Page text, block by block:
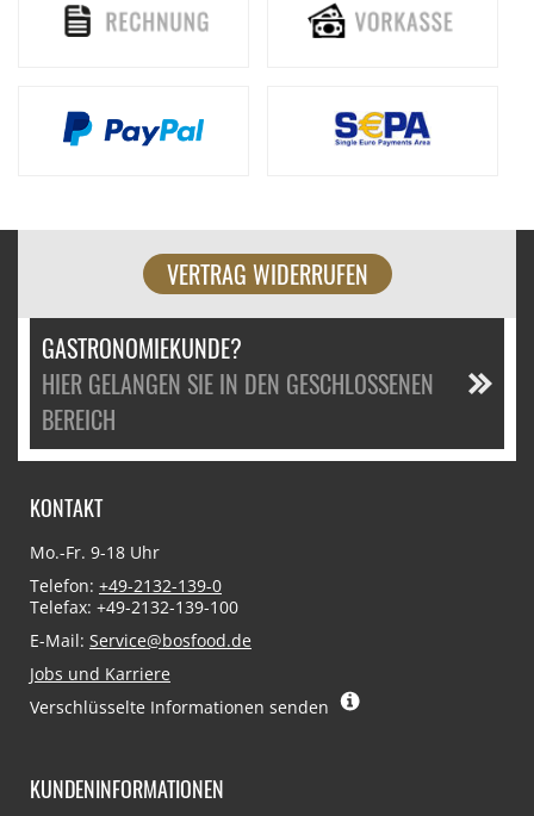
VERTRAG WIDERRUFEN
GASTRONOMIEKUNDE?
HIER GELANGEN SIE IN DEN GESCHLOSSENEN
BEREICH
KONTAKT
Mo.-Fr. 9-18 Uhr
Telefon: +49-2132-139-0
Telefax: +49-2132-139-100
E-Mail: Service@bosfood.de
Jobs und Karriere
Verschlüsselte Informationen senden
KUNDENINFORMATIONEN